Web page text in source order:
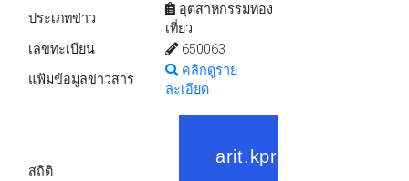
ประเภทข่าว
อุตสาหกรรมท่อง
เที่ยว
เลขทะเบียน
650063
แฟ้มข้อมูลข่าวสาร
คลิกดูราย
ละเอียด
สถิติ